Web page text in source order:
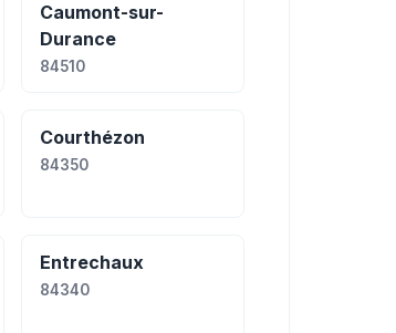
Caumont-sur-
Durance
84510
Courthézon
84350
Entrechaux
84340